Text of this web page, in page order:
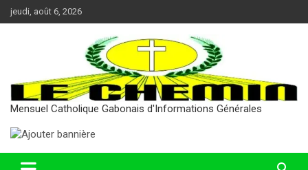
Aller
au
jeudi, août 6, 2026
Mensuel Catholique Gabonais d'Informations Générales